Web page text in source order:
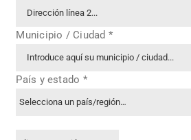
Municipio / Ciudad *
País y estado *